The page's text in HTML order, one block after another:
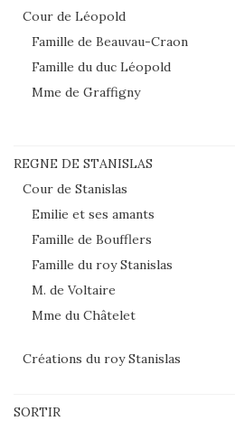
Cour de Léopold
Famille de Beauvau-Craon
Famille du duc Léopold
Mme de Graffigny
REGNE DE STANISLAS
Cour de Stanislas
Emilie et ses amants
Famille de Boufflers
Famille du roy Stanislas
M. de Voltaire
Mme du Châtelet
Créations du roy Stanislas
SORTIR